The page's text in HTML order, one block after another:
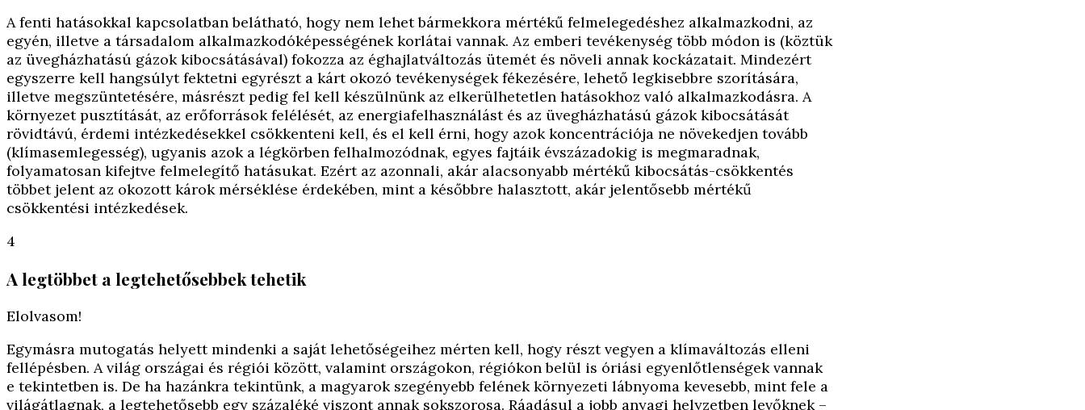
A fenti hatásokkal kapcsolatban belátható, hogy nem lehet bármekkora mértékű felmelegedéshez alkalmazkodni, az
egyén, illetve a társadalom alkalmazkodóképességének korlátai vannak. Az emberi tevékenység több módon is (köztük
az üvegházhatású gázok kibocsátásával) fokozza az éghajlatváltozás ütemét és növeli annak kockázatait. Mindezért
egyszerre kell hangsúlyt fektetni egyrészt a kárt okozó tevékenységek fékezésére, lehető legkisebbre szorítására,
illetve megszüntetésére, másrészt pedig fel kell készülnünk az elkerülhetetlen hatásokhoz való alkalmazkodásra. A
környezet pusztítását, az erőforrások felélését, az energiafelhasználást és az üvegházhatású gázok kibocsátását
rövidtávú, érdemi intézkedésekkel csökkenteni kell, és el kell érni, hogy azok koncentrációja ne növekedjen tovább
(klímasemlegesség), ugyanis azok a légkörben felhalmozódnak, egyes fajtáik évszázadokig is megmaradnak,
folyamatosan kifejtve felmelegítő hatásukat. Ezért az azonnali, akár alacsonyabb mértékű kibocsátás-csökkentés
többet jelent az okozott károk mérséklése érdekében, mint a későbbre halasztott, akár jelentősebb mértékű
csökkentési intézkedések.
4
A legtöbbet a legtehetősebbek tehetik
Elolvasom!
Egymásra mutogatás helyett mindenki a saját lehetőségeihez mérten kell, hogy részt vegyen a klímaváltozás elleni
fellépésben. A világ országai és régiói között, valamint országokon, régiókon belül is óriási egyenlőtlenségek vannak
e tekintetben is. De ha hazánkra tekintünk, a magyarok szegényebb felének környezeti lábnyoma kevesebb, mint fele a
világátlagnak, a legtehetősebb egy százaléké viszont annak sokszorosa. Ráadásul a jobb anyagi helyzetben levőknek –